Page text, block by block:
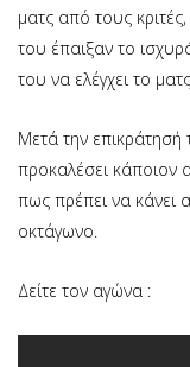
ματς από τους
του έπαιξαν το
του να ελέγχει το
Μετά την
προκαλέσει κάποιον
πως πρέπει να κάνει
οκτάγωνο.
Δείτε τον αγώνα :